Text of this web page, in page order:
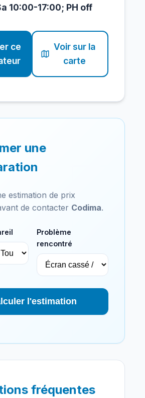
10:00-17:00; PH off
ce
Voir sur la
carte
une
estimation de prix
de contacter Codima.
Problème
rencontré
l'estimation
fréquentes